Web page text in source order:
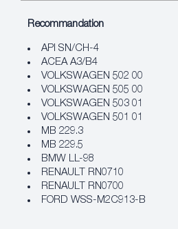
Recommandation
API SN/CH-4
ACEA A3/B4
VOLKSWAGEN 502 00
VOLKSWAGEN 505 00
VOLKSWAGEN 503 01
VOLKSWAGEN 501 01
MB 229.3
MB 229.5
BMW LL-98
RENAULT RN0710
RENAULT RN0700
FORD WSS-M2C913-B